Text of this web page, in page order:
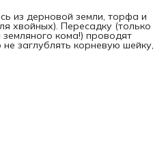
из дерновой земли, торфа и
хвойных). Пересадку (только
кома!) проводят
заглублять корневую шейку,